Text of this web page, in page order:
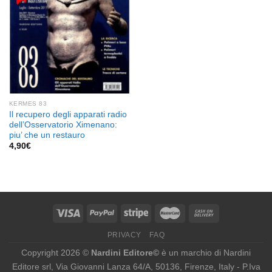
KERMES 83
Il recupero degli apparati radio
dell’Osservatorio Ximenano:
piu’ che un restauro
4,90€
PRIVACY FAQ
Copyright 2026 © Nardini Editore© è un marchio di Nardini
Editore srl, Via Giovanni Lanza 64/A, 50136, Firenze, Italy - P.Iva